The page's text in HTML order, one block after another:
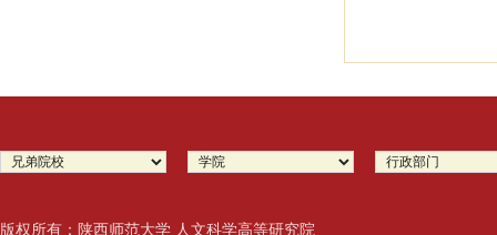
版权所有：陕西师范大学 人文科学高等研究院